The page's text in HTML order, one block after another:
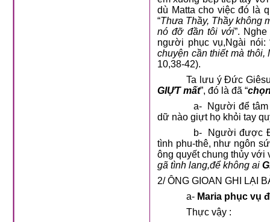
dù Matta cho việc đó là
“Thưa Thầy, Thầy không
nó đỡ đần tôi với”.
người phục vụ,Ngài nói:
chuyện cần thiết mà
10,38-42).
Ta lưu ý Đức
GIỰT mất”, đó là đã “
a-
Người để
dữ nào giựt họ khỏi tay
b-
Người được
tình phu-thê, như ngôn
ông quyết chung thủy với
gã tình lang,để không ai
2/ ÔNG GIOAN GHI LẠI
a- Maria phục vụ
Thực vậy :